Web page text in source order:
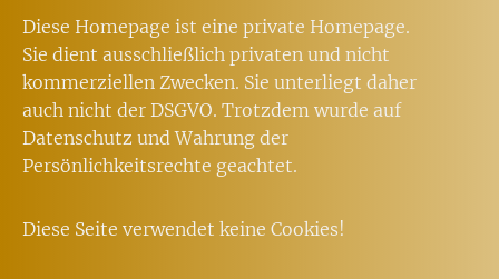
Diese Homepage ist eine private Homepage.
Sie dient ausschließlich privaten und nicht
kommerziellen Zwecken. Sie unterliegt daher
auch nicht der DSGVO. Trotzdem wurde auf
Datenschutz und Wahrung der
Persönlichkeitsrechte geachtet.
Diese Seite verwendet keine Cookies!